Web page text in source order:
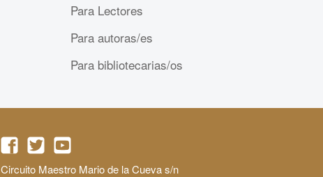
Para Lectores
Para autoras/es
Para bibliotecarias/os
Circuito Maestro Mario de la Cueva s/n